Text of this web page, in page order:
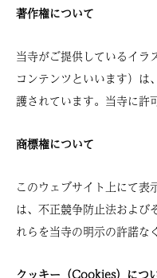
著作権について
当寺がご提供しているイラ
コンテンツといいます）は
護されています。当寺に許
商標権について
このウェブサイト上にて表
は、不正競争防止法および
れらを当寺の明示の許諾な
クッキー（Cookies）につ